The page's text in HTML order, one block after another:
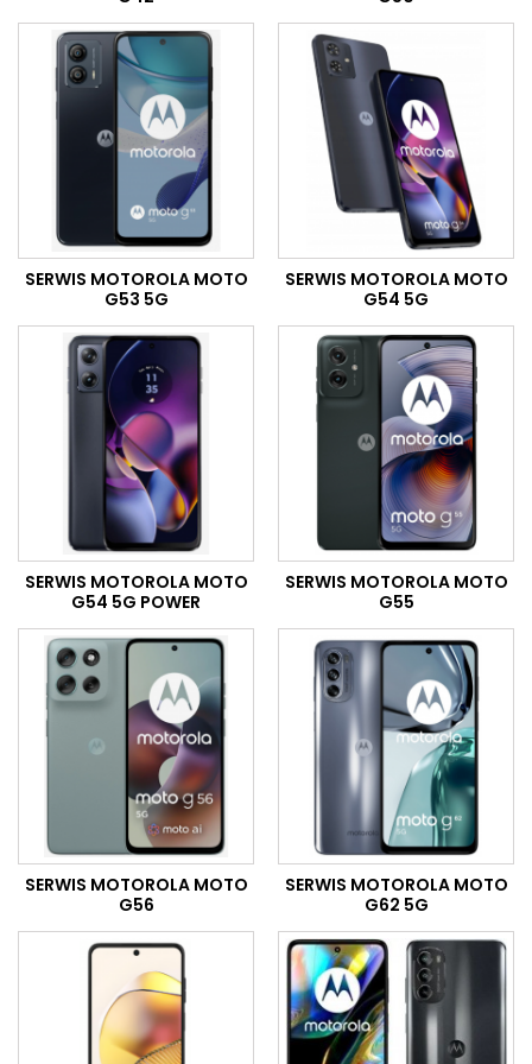
SERWIS MOTOROLA MOTO
G53 5G
SERWIS MOTOROLA MOTO
G54 5G
SERWIS MOTOROLA MOTO
G54 5G POWER
SERWIS MOTOROLA MOTO
G55
SERWIS MOTOROLA MOTO
G56
SERWIS MOTOROLA MOTO
G62 5G